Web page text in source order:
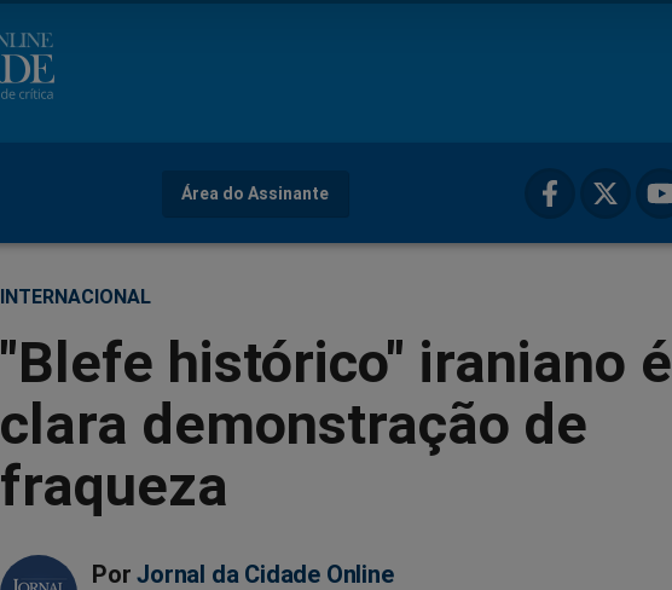
Área do Assinante
INTERNACIONAL
"Blefe histórico" iraniano é
clara demonstração de
fraqueza
Por Jornal da Cidade Online